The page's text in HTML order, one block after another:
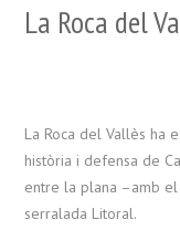
La Roca del
La Roca del Vallès ha
història i defensa de
entre la plana –amb
serralada Litoral.